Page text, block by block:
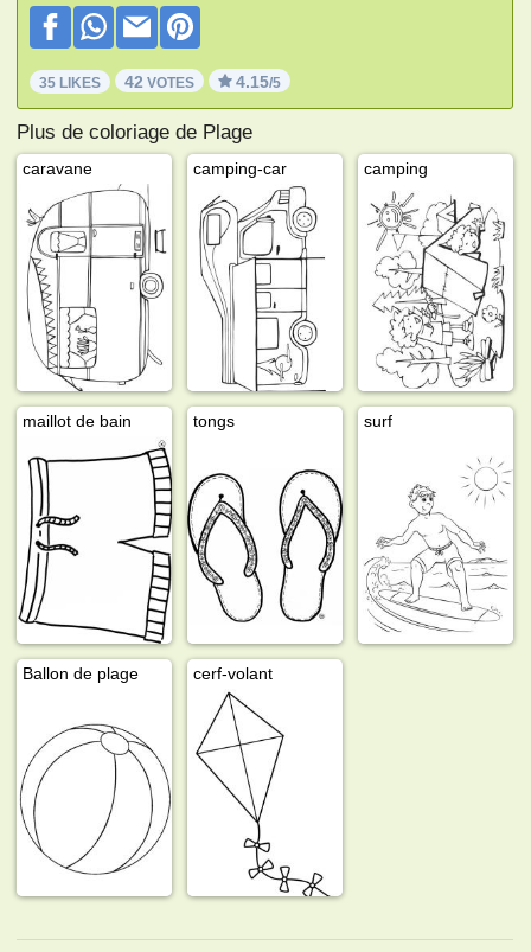
35 LIKES 42 VOTES 4.15/5
Plus de coloriage de Plage
caravane camping-car camping
maillot de bain tongs surf
Ballon de plage cerf-volant